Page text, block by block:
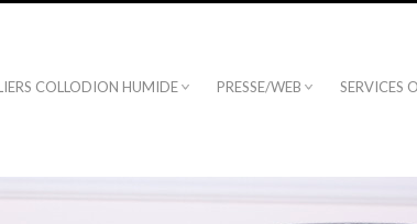
COLLODION HUMIDE PRESSE/WEB SERVICES